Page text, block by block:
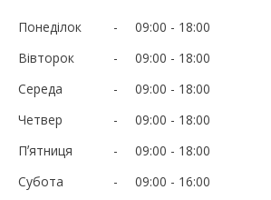
Понеділок 09:00
18:00
Вівторок
09:00
18:00
Середа
09:00
18:00
Четвер
09:00
18:00
Пʼятниця
09:00
18:00
Субота
09:00
16:00